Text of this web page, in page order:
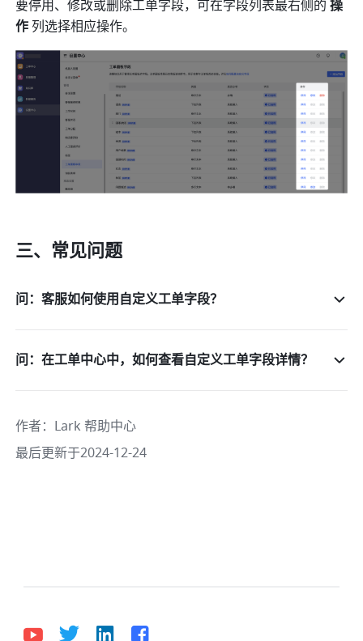
要停用、修改或删除工单字段，可在字段列表最右侧的 操
作 列选择相应操作。
三、常见问题
问：客服如何使用自定义工单字段？
问：在工单中心中，如何查看自定义工单字段详情？
作者： Lark 帮助中心
最后更新于2024-12-24